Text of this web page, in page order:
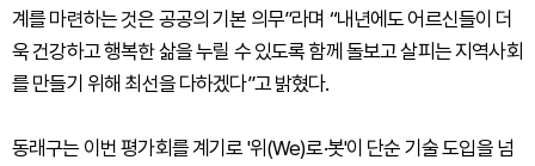
계를 마련하는 것은 공공의 기본 의무”라며 “내년에도 어르신들이 더
욱 건강하고 행복한 삶을 누릴 수 있도록 함께 돌보고 살피는 지역사회
를 만들기 위해 최선을 다하겠다”고 밝혔다.
동래구는 이번 평가회를 계기로 '위(We)로·봇'이 단순 기술 도입을 넘